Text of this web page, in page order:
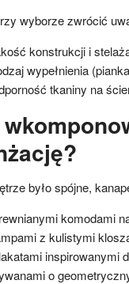
wyborze zwrócić
konstrukcji i
wypełnienia
tkaniny na
było spójne,
komodami
z kulistymi
inspirowanymi
o